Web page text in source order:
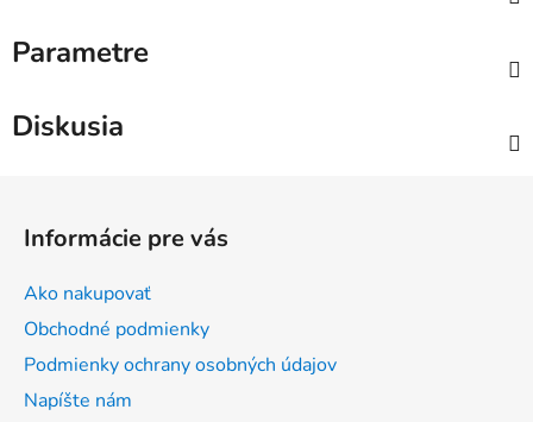
Parametre
Diskusia
Informácie pre vás
Ako nakupovať
Obchodné podmienky
Podmienky ochrany osobných údajov
Napíšte nám